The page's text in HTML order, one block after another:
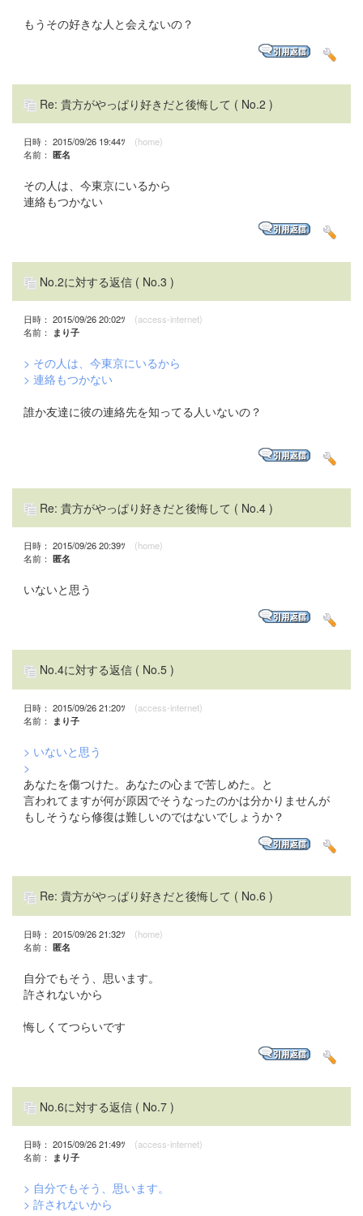
もうその好きな人と会えないの？
Re: 貴方がやっぱり好きだと後悔して ( No.2 )
日時： 2015/09/26 19:44ﾂ (home)
名前： 匿名
その人は、今東京にいるから
連絡もつかない
No.2に対する返信 ( No.3 )
日時： 2015/09/26 20:02ﾂ (access-internet)
名前：
まり子
> その人は、今東京にいるから
> 連絡もつかない
誰か友達に彼の連絡先を知ってる人いないの？
Re: 貴方がやっぱり好きだと後悔して ( No.4 )
日時： 2015/09/26 20:39ﾂ (home)
名前： 匿名
いないと思う
No.4に対する返信 ( No.5 )
日時： 2015/09/26 21:20ﾂ (access-internet)
名前：
まり子
> いないと思う
>
あなたを傷つけた。あなたの心まで苦しめた。と
言われてますが何が原因でそうなったのかは分かりませんが
もしそうなら修復は難しいのではないでしょうか？
Re: 貴方がやっぱり好きだと後悔して ( No.6 )
日時： 2015/09/26 21:32ﾂ (home)
名前： 匿名
自分でもそう、思います。
許されないから
悔しくてつらいです
No.6に対する返信 ( No.7 )
日時： 2015/09/26 21:49ﾂ (access-internet)
名前：
まり子
> 自分でもそう、思います。
> 許されないから